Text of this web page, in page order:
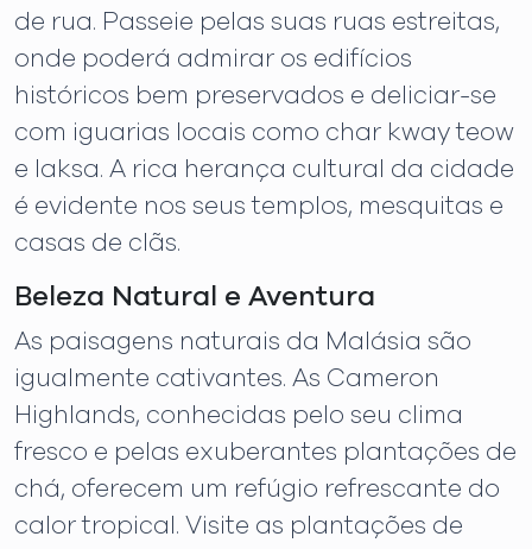
de rua. Passeie pelas suas ruas estreitas,
onde poderá admirar os edifícios
históricos bem preservados e deliciar-se
com iguarias locais como char kway teow
e laksa. A rica herança cultural da cidade
é evidente nos seus templos, mesquitas e
casas de clãs.
Beleza Natural e Aventura
As paisagens naturais da Malásia são
igualmente cativantes. As Cameron
Highlands, conhecidas pelo seu clima
fresco e pelas exuberantes plantações de
chá, oferecem um refúgio refrescante do
calor tropical. Visite as plantações de